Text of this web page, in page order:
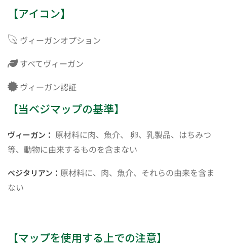
【アイコン】
ヴィーガンオプション
すべてヴィーガン
ヴィーガン認証
【当ベジマップの基準】
ヴィーガン： 原材料に肉、魚介、 卵、乳製品、はちみつ
等、動物に由来するものを含まない
ベジタリアン： 原材料に、肉、魚介、それらの由来を含ま
ない
【マップを使用する上での注意】